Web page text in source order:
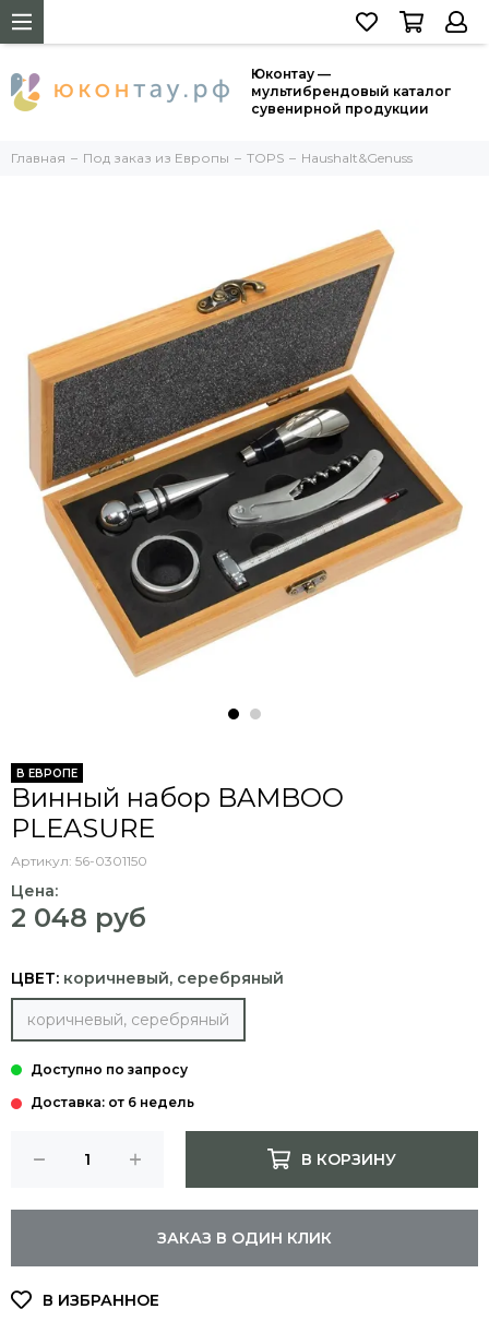
Юконтау —
мультибрендовый каталог
сувенирной продукции
Главная Под заказ из Европы TOPS Haushalt&Genuss
В ЕВРОПЕ
Винный набор BAMBOO
PLEASURE
Артикул: 56-0301150
Цена:
2 048 руб
ЦВЕТ: коричневый, серебряный
коричневый, серебряный
Доставка: от 6 недель
В КОРЗИНУ
ЗАКАЗ В ОДИН КЛИК